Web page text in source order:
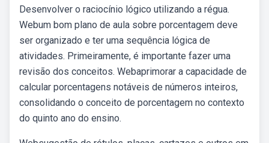
Desenvolver o raciocínio lógico utilizando a régua.
Webum bom plano de aula sobre porcentagem deve
ser organizado e ter uma sequência lógica de
atividades. Primeiramente, é importante fazer uma
revisão dos conceitos. Webaprimorar a capacidade de
calcular porcentagens notáveis de números inteiros,
consolidando o conceito de porcentagem no contexto
do quinto ano do ensino.